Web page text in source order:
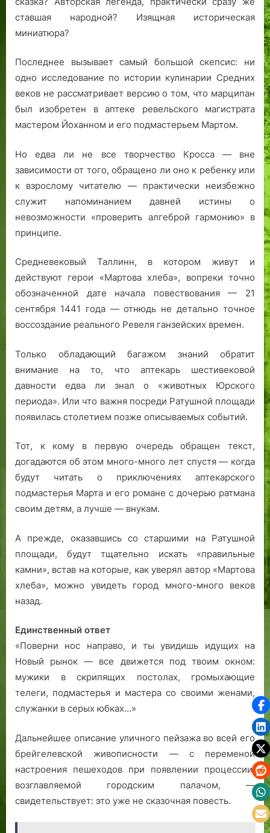
ставшая народной? Изящная историческая
миниатюра?
Последнее вызывает самый большой скепсис: ни
одно исследование по истории кулинарии Средних
веков не рассматривает версию о том, что марципан
был изобретен в аптеке ревельского магистрата
мастером Йоханном и его подмастерьем Мартом.
Но едва ли не все творчество Кросса — вне
зависимости от того, обращено ли оно к ребенку или
к взрослому читателю — практически неизбежно
служит напоминанием давней истины о
невозможности «проверить алгеброй гармонию» в
принципе.
Средневековый Таллинн, в котором живут и
действуют герои «Мартова хлеба», вопреки точно
обозначенной дате начала повествования — 21
сентября 1441 года — отнюдь не детально точное
воссоздание реального Ревеля ганзейских времен.
Только обладающий багажом знаний обратит
внимание на то, что аптекарь шестивековой
давности едва ли знал о «животных Юрского
периода». Или что важня посреди Ратушной площади
появилась столетием позже описываемых событий.
Тот, к кому в первую очередь обращен текст,
догадаются об этом много-много лет спустя — когда
будут читать о приключениях аптекарского
подмастерья Марта и его романе с дочерью ратмана
своим детям, а лучше — внукам.
А прежде, оказавшись со старшими на Ратушной
площади, будут тщательно искать «правильные
камни», встав на которые, как уверял автор «Мартова
хлеба», можно увидеть город много-много веков
назад.
Единственный ответ
«Поверни нос направо, и ты увидишь идущих на
Новый рынок — все движется под твоим окном:
мужики в скрипящих постолах, громыхающие
телеги, подмастерья и мастера со своими женами,
служанки в серых юбках…»
Дальнейшее описание уличного пейзажа во всей его
брейгелевской живописности — с переменой
настроения пешеходов при появлении процессии,
возглавляемой городским палачом, —
свидетельствует: это уже не сказочная повесть.